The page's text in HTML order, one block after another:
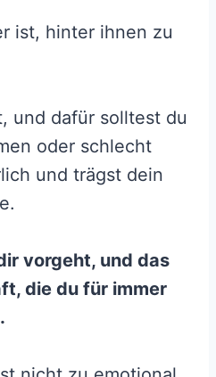
ist, hinter ihnen zu
und dafür solltest du
oder schlecht
und trägst dein
vorgeht, und das
die du für immer